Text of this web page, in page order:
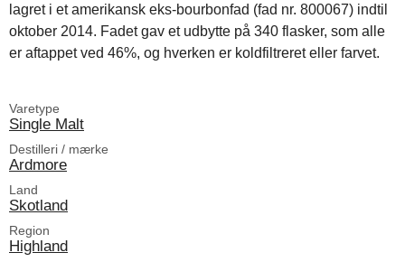
lagret i et amerikansk eks-bourbonfad (fad nr. 800067) indtil
oktober 2014. Fadet gav et udbytte på 340 flasker, som alle
er aftappet ved 46%, og hverken er koldfiltreret eller farvet.
Varetype
Single Malt
Destilleri / mærke
Ardmore
Land
Skotland
Region
Highland